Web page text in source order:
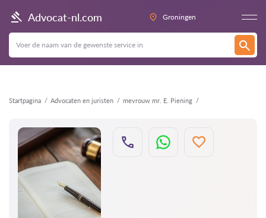
Advocat-nl.com Groningen
Startpagina Advocaten en juristen mevrouw mr. E. Piening
Terug